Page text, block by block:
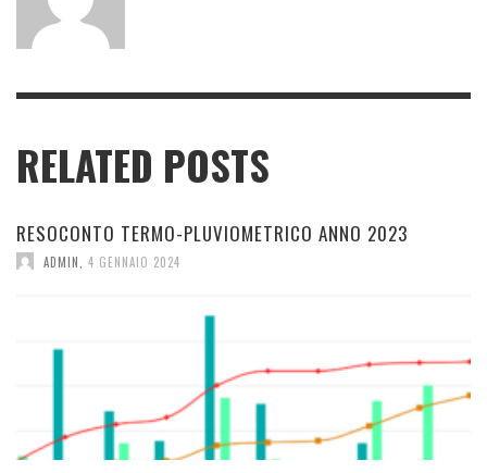
RELATED POSTS
RESOCONTO TERMO-PLUVIOMETRICO ANNO 2023
ADMIN 4 GENNAIO 2024